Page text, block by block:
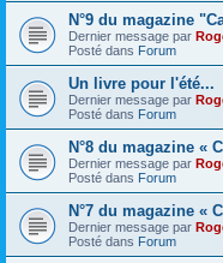
N°9 du magazine
Dernier message par
Posté dans Forum
Un livre pour l'été...
Dernier message par
Posté dans Forum
N°8 du magazine «
Dernier message par
Posté dans Forum
N°7 du magazine «
Dernier message par
Posté dans Forum